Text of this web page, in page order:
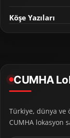
Köşe Yazıları
CUMHA
Türkiye, dünya ve
CUMHA lokasyon